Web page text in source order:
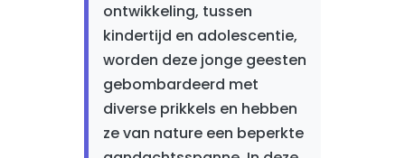
ontwikkeling, tussen
kindertijd en adolescentie,
worden deze jonge geesten
gebombardeerd met
diverse prikkels en hebben
ze van nature een beperkte